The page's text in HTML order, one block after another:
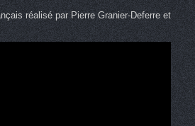
réalisé par Pierre Granier-Deferre et